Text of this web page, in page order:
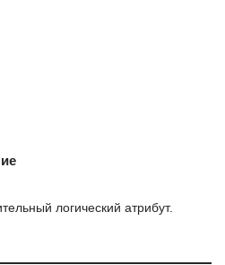
логический атрибут.